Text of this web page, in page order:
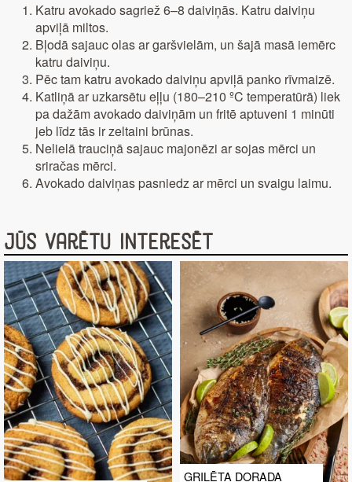
Katru avokado sagriež 6–8 daiviņās. Katru daiviņu
apviļā miltos.
Bļodā sajauc olas ar garšvielām, un šajā masā iemērc
katru daiviņu.
Pēc tam katru avokado daiviņu apviļā panko rīvmaizē.
Katliņā ar uzkarsētu eļļu (180–210 ºC temperatūrā) liek
pa dažām avokado daiviņām un fritē aptuveni 1 minūti
jeb līdz tās ir zeltaini brūnas.
Nelielā trauciņā sajauc majonēzi ar sojas mērci un
sriračas mērci.
Avokado daiviņas pasniedz ar mērci un svaigu laimu.
Jūs varētu interesēt
GRILĒTA DORADA